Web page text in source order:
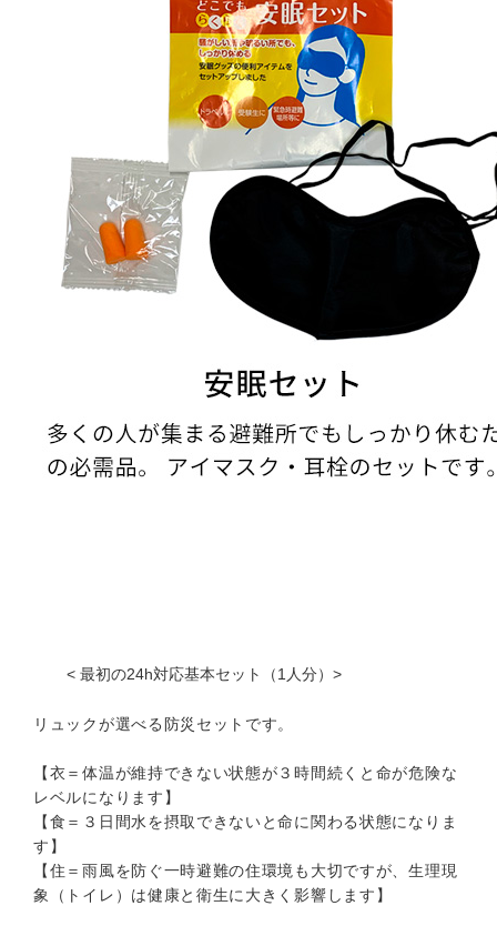
< 最初の24h対応基本セット（1人分）>
リュックが選べる防災セットです。
【衣＝体温が維持できない状態が３時間続くと命が危険な
レベルになります】
【食＝３日間水を摂取できないと命に関わる状態になりま
す】
【住＝雨風を防ぐ一時避難の住環境も大切ですが、生理現
象（トイレ）は健康と衛生に大きく影響します】